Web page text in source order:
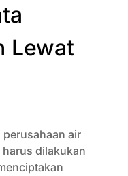
Lewat
air
harus dilakukan